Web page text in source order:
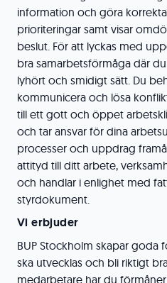
information och göra
prioriteringar samt visar
beslut. För att lyckas med
bra samarbetsförmåga där
lyhört och smidigt sätt. Du
kommunicera och lösa
till ett gott och öppet
och tar ansvar för dina
processer och uppdrag
attityd till ditt arbete,
och handlar i enlighet med
styrdokument.
Vi erbjuder
BUP Stockholm skapar goda
ska utvecklas och bli riktigt
medarbetare har du